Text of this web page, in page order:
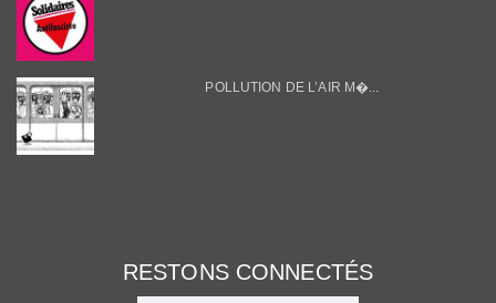
POLLUTION DE L’AIR M�...
RESTONS CONNECTÉS